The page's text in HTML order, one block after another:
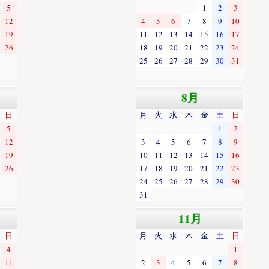
5
12
19
26
1 2
3
4
5 6 7 8 9
10
11
12 13 14 15 16
17
18
19 20 21 22 23
24
25
26 27 28 29 30 31
日
5
12
19
26
8月
月 火 水 木 金 土
日
1
2
3
4 5 6 7 8
9
10
11 12 13 14 15
16
17
18 19 20 21 22
23
24
25 26 27 28 29
30
31
日
4
11
11月
月 火 水 木 金 土
日
1
2
3 4 5 6 7 8